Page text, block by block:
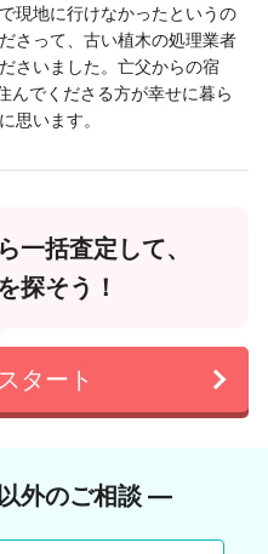
現地に行けなかったというの
さって、古い植木の処理業者
さいました。亡父からの宿
んでくださる方が幸せに暮ら
思います。
一括査定して、
探そう！
タート
外のご相談 ―